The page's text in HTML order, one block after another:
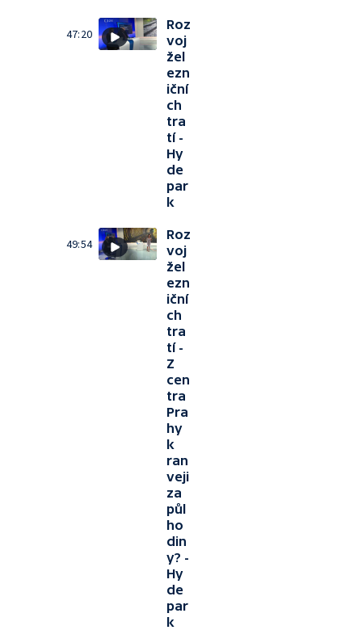
47:20
Roz
voj
žel
ezn
iční
ch
tra
tí -
Hy
de
par
k
49:54
Roz
voj
žel
ezn
iční
ch
tra
tí -
Z
cen
tra
Pra
hy
k
ran
veji
za
půl
ho
din
y? -
Hy
de
par
k